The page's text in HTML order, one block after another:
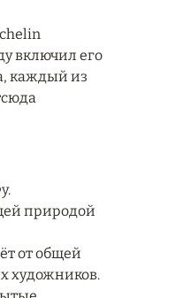
включил его
каждый из
природой
от общей
художников.